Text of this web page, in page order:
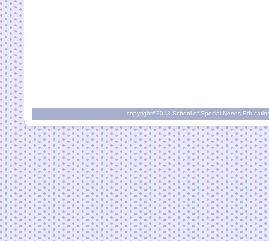
copyright©2013 School of Special Needs